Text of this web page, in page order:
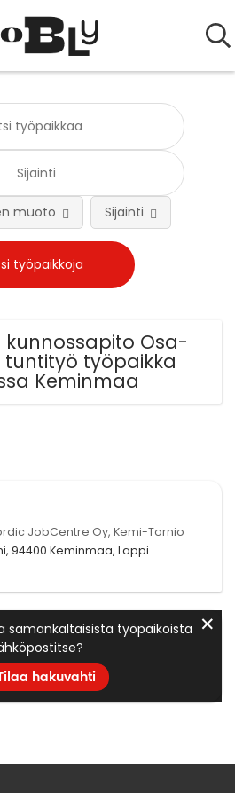
muoto Sijainti
kunnossapito Osa-
tuntityö työpaikka
Keminmaa
JobCentre Oy, Kemi-Tornio
94400 Keminmaa, Lappi
samankaltaisista työpaikoista
hakuvahti
✕